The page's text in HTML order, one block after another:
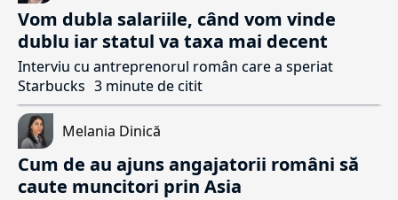
Vom dubla salariile, când vom vinde
dublu iar statul va taxa mai decent
Interviu cu antreprenorul român care a speriat
Starbucks 3 minute de citit
Melania Dinică
Cum de au ajuns angajatorii români să
caute muncitori prin Asia